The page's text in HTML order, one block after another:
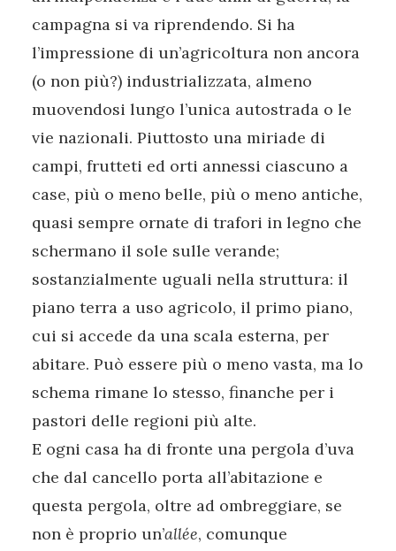
campagna si va riprendendo. Si ha
l’impressione di un’agricoltura non ancora
(o non più?) industrializzata, almeno
muovendosi lungo l’unica autostrada o le
vie nazionali. Piuttosto una miriade di
campi, frutteti ed orti annessi ciascuno a
case, più o meno belle, più o meno antiche,
quasi sempre ornate di trafori in legno che
schermano il sole sulle verande;
sostanzialmente uguali nella struttura: il
piano terra a uso agricolo, il primo piano,
cui si accede da una scala esterna, per
abitare. Può essere più o meno vasta, ma lo
schema rimane lo stesso, finanche per i
pastori delle regioni più alte.
E ogni casa ha di fronte una pergola d’uva
che dal cancello porta all’abitazione e
questa pergola, oltre ad ombreggiare, se
non è proprio un’allée, comunque